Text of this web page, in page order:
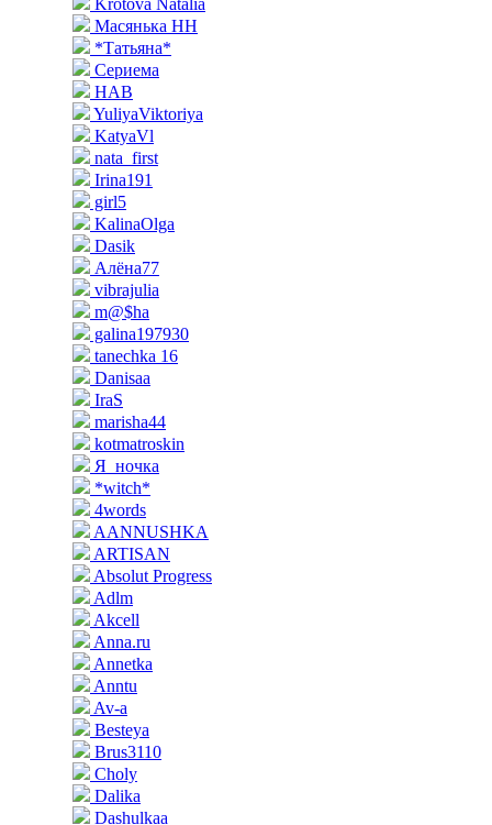
Масянька НН
*Татьяна*
Сериема
НАВ
YuliyaViktoriya
KatyaVl
nata_first
Irina191
girl5
KalinaOlga
Dasik
Алёна77
vibrajulia
m@$ha
galina197930
tanechka 16
Danisaa
IraS
marisha44
kotmatroskin
Я_ночка
*witch*
4words
AANNUSHKA
ARTISAN
Absolut Progress
Adlm
Akcell
Anna.ru
Annetka
Anntu
Av-a
Besteya
Brus3110
Choly
Dalika
Dashulkaa